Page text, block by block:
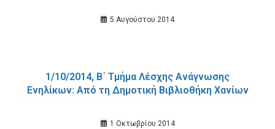
5 Αυγούστου 2014
1/10/2014, B΄ Τμήμα Λέσχης Ανάγνωσης
Ενηλίκων: Από τη Δημοτική Βιβλιοθήκη Χανίων
1 Οκτωβρίου 2014